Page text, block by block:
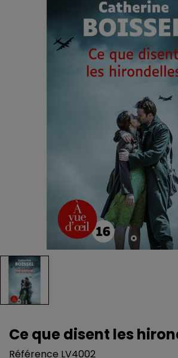
Ce que disent les
Référence LV4002